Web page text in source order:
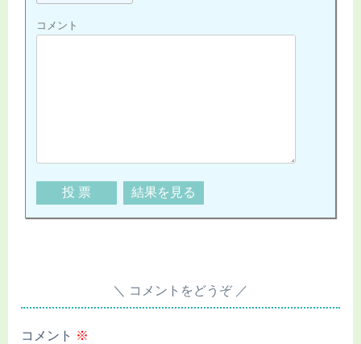
コメント
コメントをどうぞ
コメント ※